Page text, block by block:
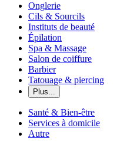
Onglerie
Cils & Sourcils
Instituts de beauté
Épilation
Spa & Massage
Salon de coiffure
Barbier
Tatouage & piercing
Plus...
Santé & Bien-être
Services à domicile
Autre